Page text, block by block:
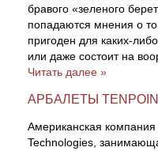
бравого «зеленого
попадаются мнения о
пригоден для каких-
или даже состоит на
Читать далее »
АРБАЛЕТЫ
Американская
Technologies,